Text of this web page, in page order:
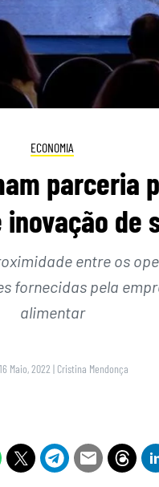
ECONOMIA
parceria
de
entre os
fornecidas pela
alimentar
Maio, 2022 | Cristina Mendonça